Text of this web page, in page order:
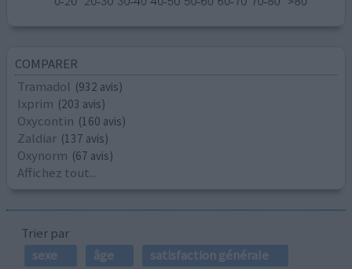
COMPARER
Tramadol (932 avis)
Ixprim (203 avis)
Oxycontin (160 avis)
Zaldiar (137 avis)
Oxynorm (67 avis)
Affichez tout...
Trier par
sexe
âge satisfaction générale